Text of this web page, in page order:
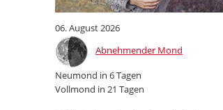
06. August 2026
Abnehmender Mond
Neumond in 6 Tagen
Vollmond in 21 Tagen